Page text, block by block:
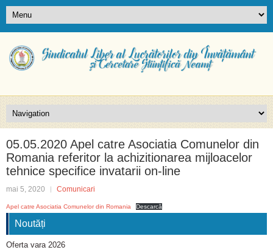
05.05.2020 Apel catre Asociatia Comunelor din
Romania referitor la achizitionarea mijloacelor
tehnice specifice invatarii on-line
mai 5, 2020 Comunicari
Apel catre Asociatia Comunelor din Romania Descarcă
Noutăți
Oferta vara 2026